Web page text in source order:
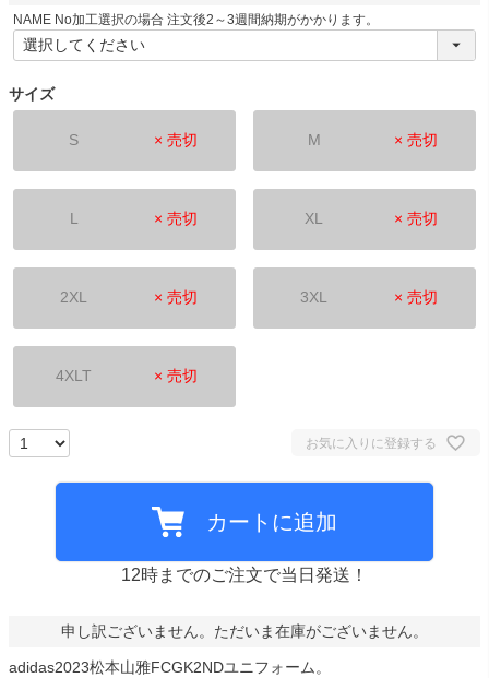
(
必
須
NAME No加工選択の場合 注文後2～3週間納期がかかります。
サイズ
S × 売切 M × 売切
L × 売切 XL × 売切
2XL × 売切 3XL × 売切
4XLT × 売切
お気に入りに登録する
カートに追加
12時までのご注文で当日発送！
申し訳ございません。ただいま在庫がございません。
adidas2023松本山雅FCGK2NDユニフォーム。